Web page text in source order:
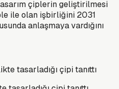
çiplerin geliştirilmesi
ile olan işbirliğini 2031
anlaşmaya vardığını